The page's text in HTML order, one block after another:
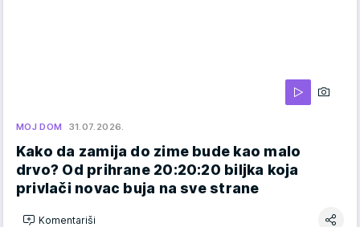
MOJ DOM 31.07.2026.
Kako da zamija do zime bude kao malo
drvo? Od prihrane 20:20:20 biljka koja
privlači novac buja na sve strane
Komentariši